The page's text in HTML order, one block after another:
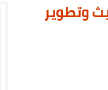
وتطوير